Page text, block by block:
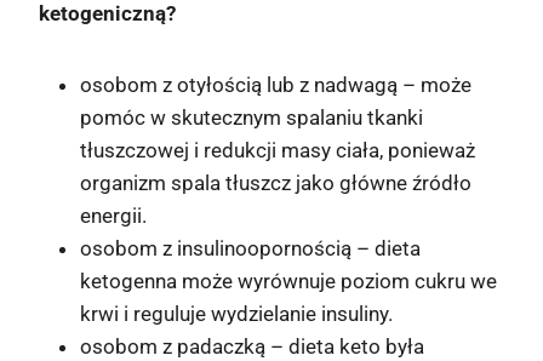
ketogeniczną?
osobom z otyłością lub z nadwagą – może
pomóc w skutecznym spalaniu tkanki
tłuszczowej i redukcji masy ciała, ponieważ
organizm spala tłuszcz jako główne źródło
energii.
osobom z insulinoopornością – dieta
ketogenna może wyrównuje poziom cukru we
krwi i reguluje wydzielanie insuliny.
osobom z padaczką – dieta keto była